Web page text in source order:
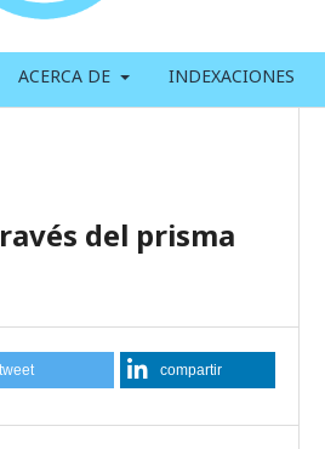
ACERCA DE INDEXACIONES
del prisma
tweet compartir